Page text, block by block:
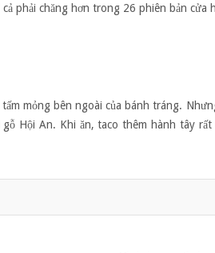
phải chăng hơn trong 26 phiên bản cửa
mỏng bên ngoài của bánh tráng.
Hội An. Khi ăn, taco thêm hành tây rất